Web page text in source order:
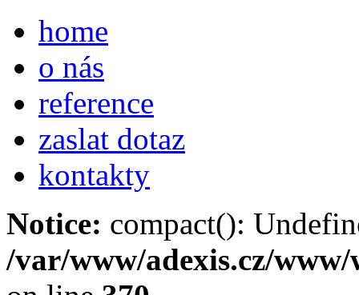
home
o nás
reference
zaslat dotaz
kontakty
Notice: compact():
/var/www/adexis.cz/